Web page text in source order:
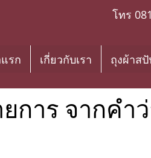
โทร
รก เกี่ยวกับเรา ถุงผ้าส
การ จากคำ